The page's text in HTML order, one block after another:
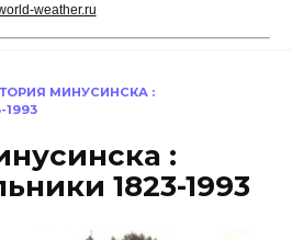
weather.ru
МИНУСИНСКА :
:
1823-1993